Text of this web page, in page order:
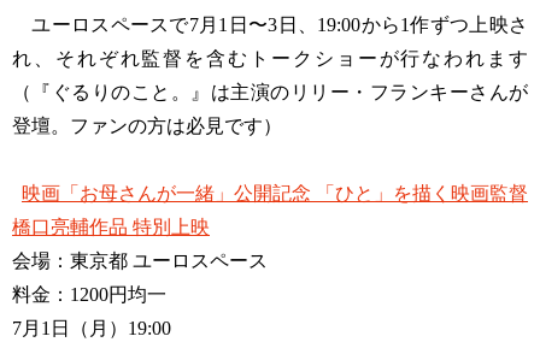
ユーロスペースで7月1日〜3日、19:00から1作ずつ上映さ
れ、それぞれ監督を含むトークショーが行なわれます
（『ぐるりのこと。』は主演のリリー・フランキーさんが
登壇。ファンの方は必見です）
映画「お母さんが一緒」公開記念 「ひと」を描く映画監督
橋口亮輔作品 特別上映
会場：東京都 ユーロスペース
料金：1200円均一
7月1日（月）19:00